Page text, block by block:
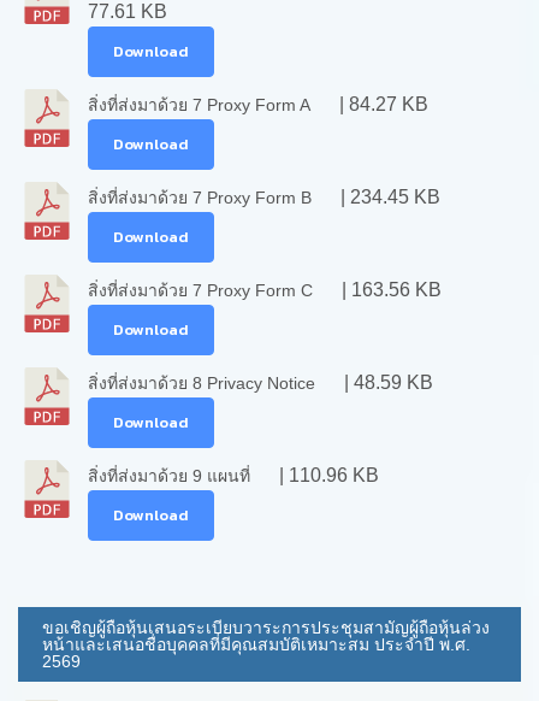
77.61 KB
Download
สิ่งที่ส่งมาด้วย 7 Proxy Form A | 84.27 KB
Download
สิ่งที่ส่งมาด้วย 7 Proxy Form B | 234.45 KB
Download
สิ่งที่ส่งมาด้วย 7 Proxy Form C | 163.56 KB
Download
สิ่งที่ส่งมาด้วย 8 Privacy Notice | 48.59 KB
Download
สิ่งที่ส่งมาด้วย 9 แผนที่ | 110.96 KB
Download
ขอเชิญผู้ถือหุ้นเสนอระเบียบวาระการประชุมสามัญผู้ถือหุ้นล่วง
หน้าและเสนอชื่อบุคคลที่มีคุณสมบัติเหมาะสม ประจำปี พ.ศ.
2569